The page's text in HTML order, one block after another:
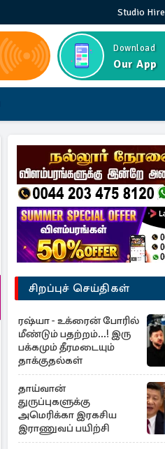
Studio Hire
Download
Our App
சிறப்புச் செய்திகள்
ரஷ்யா - உக்ரைன் போரில்
மீண்டும் பதற்றம்...! இரு
பக்கமும் தீரமடையும்
தாக்குதல்கள்
தாய்வான்
துருப்புகளுக்கு
அமெரிக்கா இரகசிய
இராணுவப் பயிற்சி